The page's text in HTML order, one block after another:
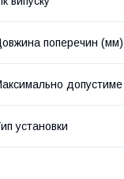
поперечин (мм)
установки